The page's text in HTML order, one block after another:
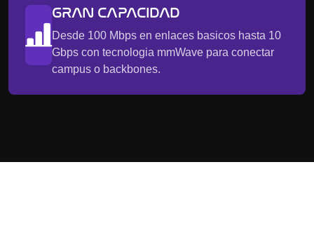
GRAN CAPACIDAD
Desde 100 Mbps en enlaces basicos hasta 10
Gbps con tecnologia mmWave para conectar
campus o backbones.